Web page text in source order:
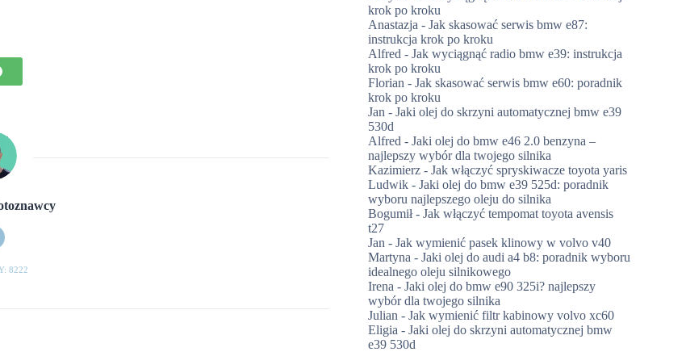
8222
krok po kroku
Anastazja -Jak skasować serwis bmw e87:
instrukcja krok po kroku
Alfred -Jak wyciągnąć radio bmw e39: instrukcja
krok po kroku
Florian -Jak skasować serwis bmw e60: poradnik
krok po kroku
Jan -Jaki olej do skrzyni automatycznej bmw e39
530d
Alfred -Jaki olej do bmw e46 2.0 benzyna –
najlepszy wybór dla twojego silnika
Kazimierz -Jak włączyć spryskiwacze toyota yaris
Ludwik -Jaki olej do bmw e39 525d: poradnik
wyboru najlepszego oleju do silnika
Bogumił-Jak włączyć tempomat toyota avensis
t27
Jan -Jak wymienić pasek klinowy w volvo v40
Martyna -Jaki olej do audi a4 b8: poradnik wyboru
idealnego oleju silnikowego
Irena -Jaki olej do bmw e90 325i? najlepszy
wybór dla twojego silnika
Julian -Jak wymienić filtr kabinowy volvo xc60
Eligia -Jaki olej do skrzyni automatycznej bmw
e39 530d